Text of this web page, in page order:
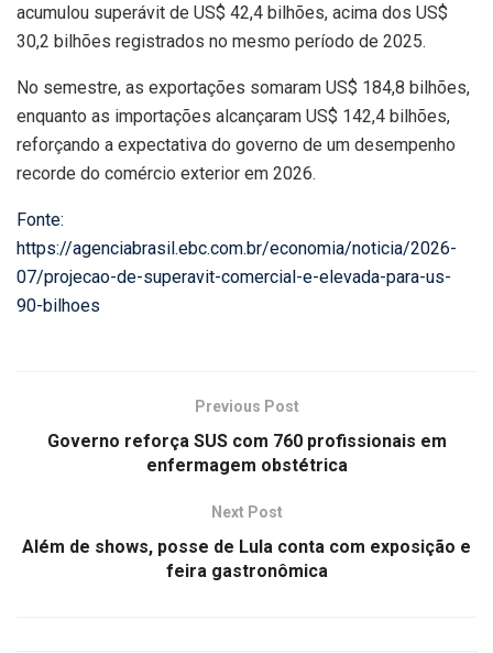
acumulou superávit de US$ 42,4 bilhões, acima dos US$
30,2 bilhões registrados no mesmo período de 2025.
No semestre, as exportações somaram US$ 184,8 bilhões,
enquanto as importações alcançaram US$ 142,4 bilhões,
reforçando a expectativa do governo de um desempenho
recorde do comércio exterior em 2026.
Fonte:
https://agenciabrasil.ebc.com.br/economia/noticia/2026-
07/projecao-de-superavit-comercial-e-elevada-para-us-
90-bilhoes
Previous Post
Governo reforça SUS com 760 profissionais em
enfermagem obstétrica
Next Post
Além de shows, posse de Lula conta com exposição e
feira gastronômica